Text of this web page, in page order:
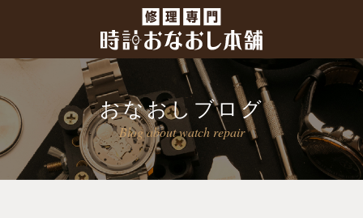
おなおしブログ
Blog about watch repair